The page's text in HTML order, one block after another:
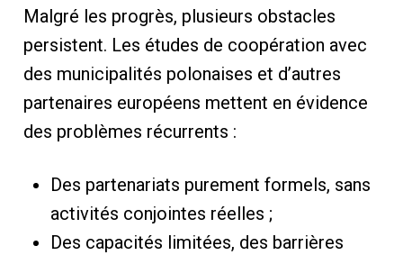
Malgré les progrès, plusieurs obstacles
persistent. Les études de coopération avec
des municipalités polonaises et d’autres
partenaires européens mettent en évidence
des problèmes récurrents :
Des partenariats purement formels, sans
activités conjointes réelles ;
Des capacités limitées, des barrières